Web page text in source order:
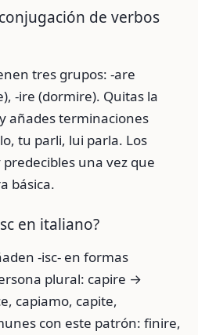
de verbos
tres grupos: -are
-ire (dormire). Quitas la
añades terminaciones
tu parli, lui parla. Los
una vez que
básica.
en italiano?
-isc- en formas
plural: capire →
capiamo, capite,
con este patrón: finire,